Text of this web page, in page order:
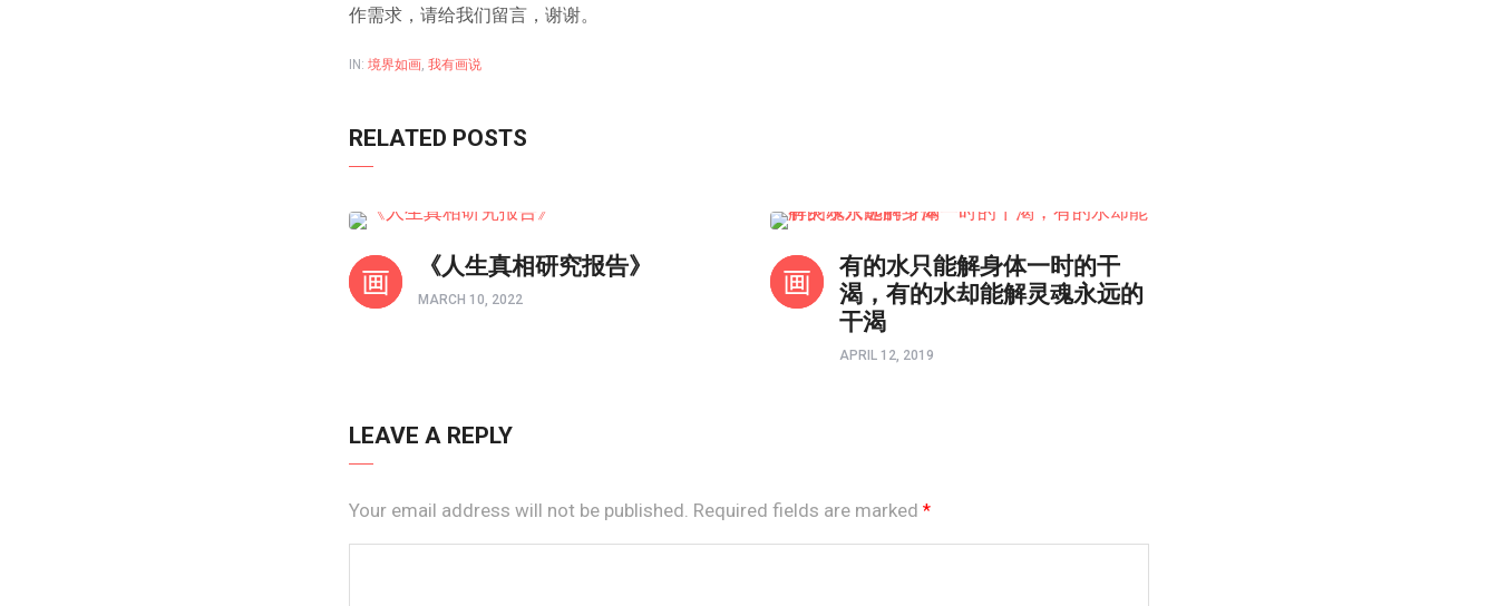
作需求，请给我们留言，谢谢。
IN: 境界如画, 我有画说
RELATED POSTS
《人生真相研究报告》
MARCH 10, 2022
有的水只能解身体一时的干
渴，有的水却能解灵魂永远的
干渴
APRIL 12, 2019
LEAVE A REPLY
Your email address will not be published. Required fields are marked *